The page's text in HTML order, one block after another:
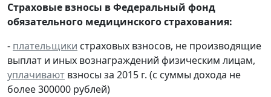
Страховые взносы в Федеральный фонд
обязательного медицинского страхования:
- плательщики страховых взносов, не производящие
выплат и иных вознаграждений физическим лицам,
уплачивают взносы за 2015 г. (с суммы дохода не
более 300000 рублей)